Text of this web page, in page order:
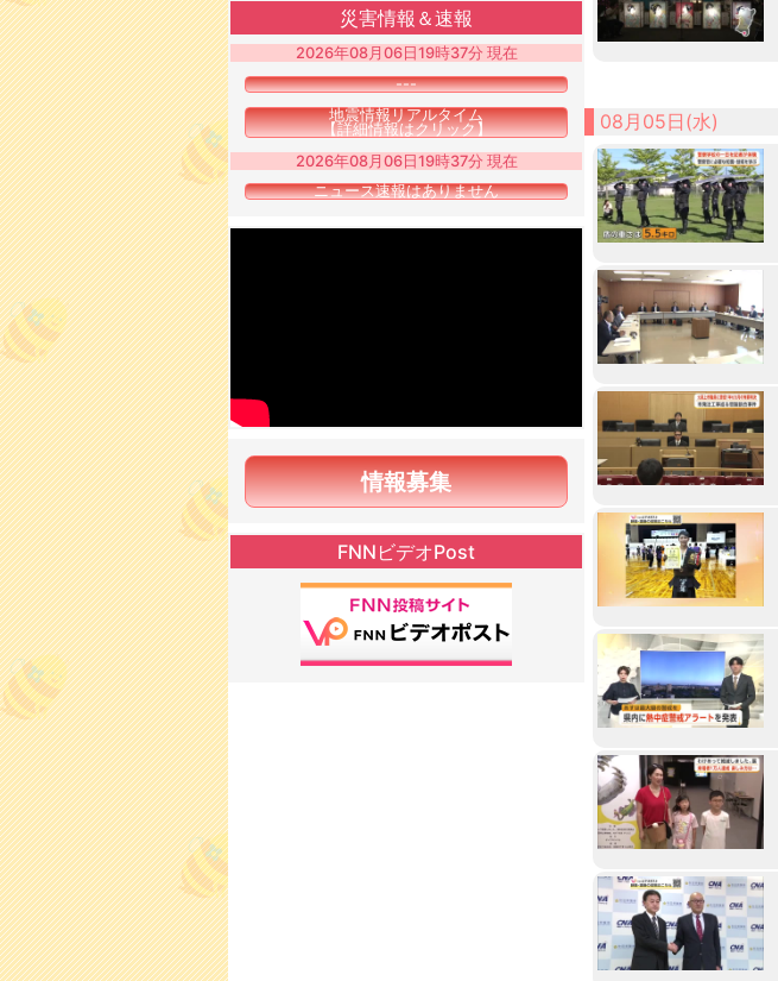
08月05日(水)
災害情報＆速報
2026年08月06日19時37分 現在
---
地震情報リアルタイム
【詳細情報はクリック】
2026年08月06日19時37分 現在
ニュース速報はありません
情報募集
FNNビデオPost